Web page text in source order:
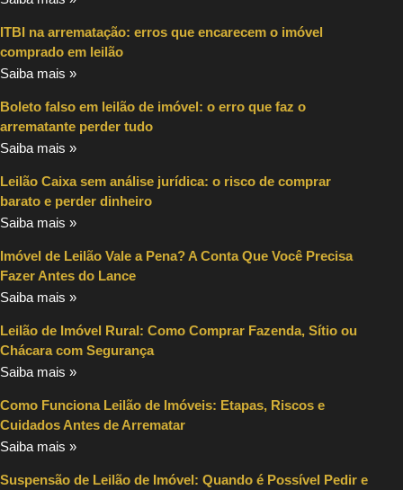
ITBI na arrematação: erros que encarecem o imóvel
comprado em leilão
Saiba mais »
Boleto falso em leilão de imóvel: o erro que faz o
arrematante perder tudo
Saiba mais »
Leilão Caixa sem análise jurídica: o risco de comprar
barato e perder dinheiro
Saiba mais »
Imóvel de Leilão Vale a Pena? A Conta Que Você Precisa
Fazer Antes do Lance
Saiba mais »
Leilão de Imóvel Rural: Como Comprar Fazenda, Sítio ou
Chácara com Segurança
Saiba mais »
Como Funciona Leilão de Imóveis: Etapas, Riscos e
Cuidados Antes de Arrematar
Saiba mais »
Suspensão de Leilão de Imóvel: Quando é Possível Pedir e